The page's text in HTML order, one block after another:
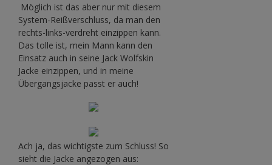
Möglich ist das aber nur mit diesem
System-Reißverschluss, da man den
rechts-links-verdreht einzippen kann.
Das tolle ist, mein Mann kann den
Einsatz auch in seine Jack Wolfskin
Jacke einzippen, und in meine
Übergangsjacke passt er auch!
Ach ja, das wichtigste zum Schluss! So
sieht die Jacke angezogen aus: